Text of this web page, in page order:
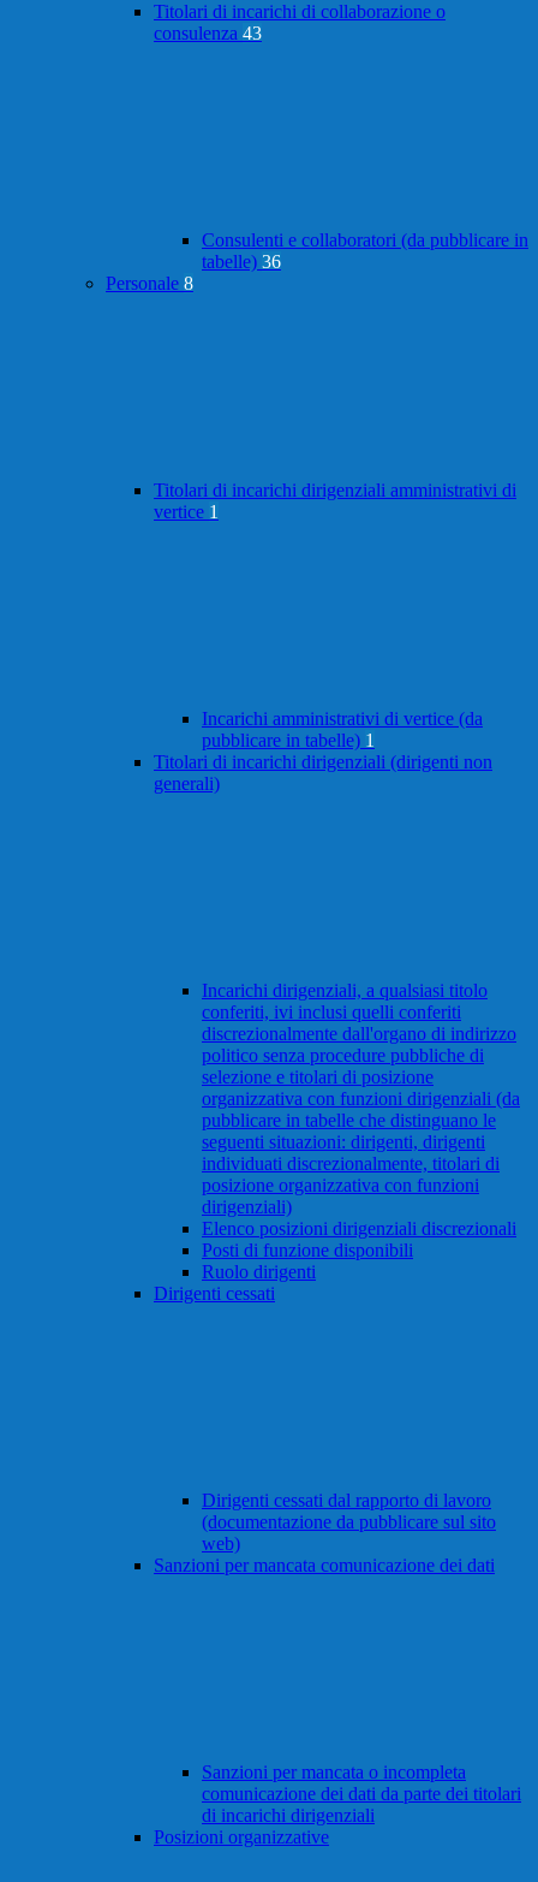
Titolari di incarichi di collaborazione o
consulenza 43
Consulenti e collaboratori (da pubblicare in
tabelle) 36
Personale 8
Titolari di incarichi dirigenziali amministrativi di
vertice 1
Incarichi amministrativi di vertice (da
pubblicare in tabelle) 1
Titolari di incarichi dirigenziali (dirigenti non
generali)
Incarichi dirigenziali, a qualsiasi titolo
conferiti, ivi inclusi quelli conferiti
discrezionalmente dall'organo di indirizzo
politico senza procedure pubbliche di
selezione e titolari di posizione
organizzativa con funzioni dirigenziali (da
pubblicare in tabelle che distinguano le
seguenti situazioni: dirigenti, dirigenti
individuati discrezionalmente, titolari di
posizione organizzativa con funzioni
dirigenziali)
Elenco posizioni dirigenziali discrezionali
Posti di funzione disponibili
Ruolo dirigenti
Dirigenti cessati
Dirigenti cessati dal rapporto di lavoro
(documentazione da pubblicare sul sito
web)
Sanzioni per mancata comunicazione dei dati
Sanzioni per mancata o incompleta
comunicazione dei dati da parte dei titolari
di incarichi dirigenziali
Posizioni organizzative